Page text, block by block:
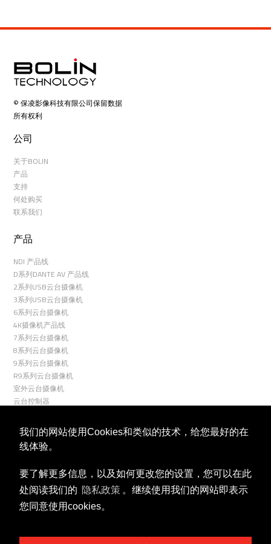
我们的网站使用Cookies和类似的技术，给您最好的在
线体验。
要了解更多信息，以及如何更改您的设置，您可以在此
处阅读我们的 隐私政策 。继续使用我们的网站即表示
您同意使用cookies。
© 保凌影像科技有限公司保留数据
所有权利
公司
关于BOLIN
产品
支持
何处购买
联系我们
产品
NDI 产品线
D系列DANTE AV 产品线
2系列USB云台摄像机
3系列USB云台摄像机
6系列云台摄像机
4K摄像机产品线
7系列云台摄像机
8系列云台摄像机
9系列云台摄像机
R9系列云台摄像机
室外云台摄像机
云台控制器
关联